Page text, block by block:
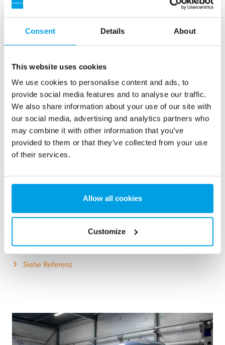
Consent Details About
This website uses cookies
We use cookies to personalise content and ads, to
provide social media features and to analyse our traffic.
We also share information about your use of our site with
our social media, advertising and analytics partners who
may combine it with other information that you’ve
provided to them or that they’ve collected from your use
of their services.
Allow all cookies
Customize
Anzeigen 3 von 154 Referenzen
2 x 60 m3/h Reinstwasser für ein Kraftwerk -
Wasseraufbereitungsanlage in 6...
Eine Aufrüstung der Wasseraufbereitungsanlage war
erforderlich, jedoch stand kein Platz zur Verfügung. Eine in
Mobile Wasseraufbereitung
Heizhäuser und Kraftwerke
Siehe Referenz